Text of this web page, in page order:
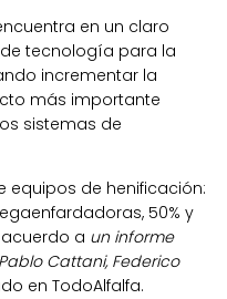
en un claro
tecnología para la
incrementar la
más importante
sistemas de
equipos de henificación:
50% y
a un informe
Cattani, Federico
en TodoAlfalfa.